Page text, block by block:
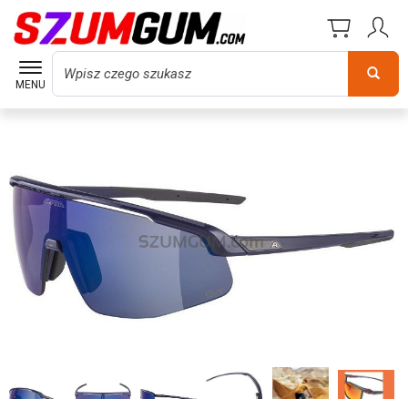
MENU
Wyszukaj